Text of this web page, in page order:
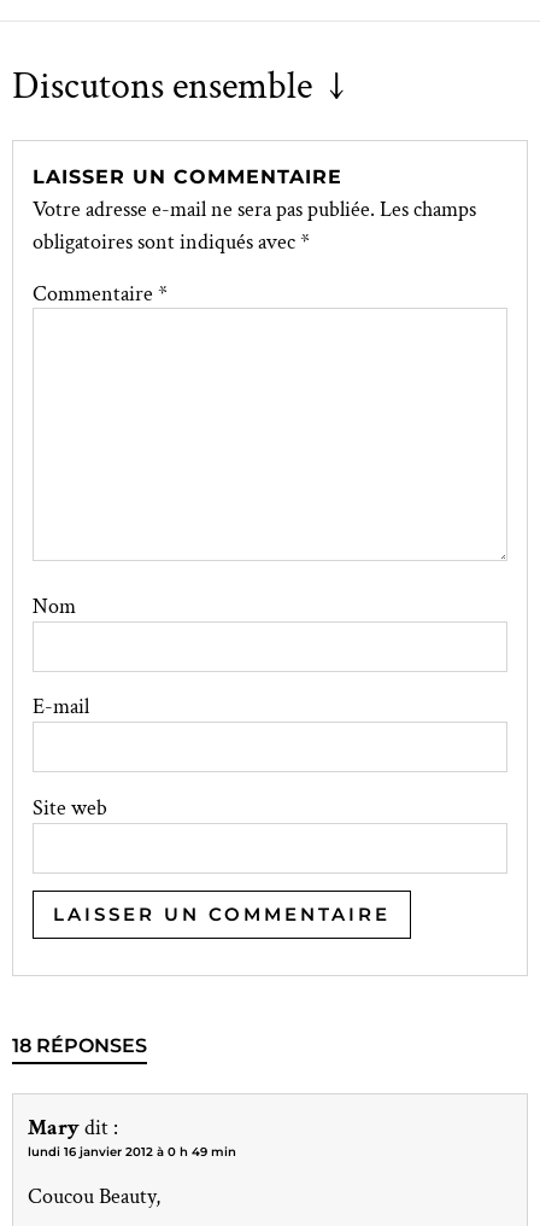
Discutons ensemble ↓
LAISSER UN COMMENTAIRE
Votre adresse e-mail ne sera pas publiée. Les champs
obligatoires sont indiqués avec*
Commentaire *
Nom
E-mail
Site web
18 RÉPONSES
Marydit :
lundi 16 janvier 2012 à 0 h 49 min
Coucou Beauty,